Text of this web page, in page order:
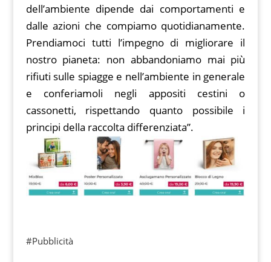
dell’ambiente dipende dai comportamenti e
dalle azioni che compiamo quotidianamente.
Prendiamoci tutti l’impegno di migliorare il
nostro pianeta: non abbandoniamo mai più
rifiuti sulle spiagge e nell’ambiente in generale
e conferiamoli negli appositi cestini o
cassonetti, rispettando quanto possibile i
principi della raccolta differenziata”.
#Pubblicità